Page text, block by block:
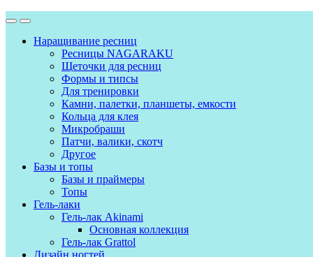
Наращивание ресниц
Ресницы NAGARAKU
Щеточки для ресниц
Формы и типсы
Для тренировки
Камни, палетки, планшеты, емкости
Кольца для клея
Микробраши
Патчи, валики, скотч
Другое
Базы и топы
Базы и праймеры
Топы
Гель-лаки
Гель-лак Akinami
Основная коллекция
Гель-лак Grattol
Дизайн ногтей